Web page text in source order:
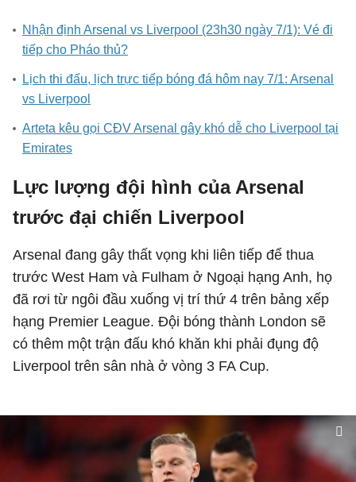
Nhận định Arsenal vs Liverpool (23h30 ngày 7/1): Vé đi
tiếp cho Pháo thủ?
Lịch thi đấu, lịch trực tiếp bóng đá hôm nay 7/1: Arsenal
vs Liverpool
Arteta kêu gọi CĐV Arsenal gây khó dễ cho Liverpool tại
Emirates
Lực lượng đội hình của Arsenal
trước đại chiến Liverpool
Arsenal đang gây thất vọng khi liên tiếp để thua
trước West Ham và Fulham ở Ngoại hạng Anh, họ
đã rơi từ ngôi đầu xuống vị trí thứ 4 trên bảng xếp
hạng Premier League. Đội bóng thành London sẽ
có thêm một trận đấu khó khăn khi phải đụng độ
Liverpool trên sân nhà ở vòng 3 FA Cup.